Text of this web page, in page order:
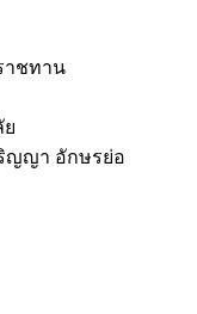
าชทาน
ย
ญญา อักษรย่อ